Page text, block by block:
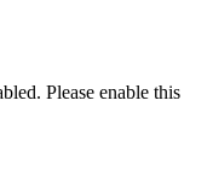
Please enable this